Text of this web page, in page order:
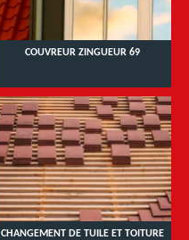
COUVREUR ZINGUEUR 69
CHANGEMENT DE TUILE ET TOITURE